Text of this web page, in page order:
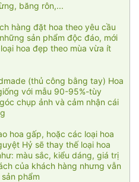
băng rôn,...
hàng đặt hoa theo yêu cầu
sản phẩm độc đáo, mới
hoa đẹp theo mùa vừa ít
(thủ công bằng tay) Hoa
với mẫu 90-95%-tùy
chụp ảnh và cảm nhận cái
hoa gấp, hoặc các loại hoa
Hỷ sẽ thay thế loại hoa
màu sắc, kiểu dáng, giá trị
của khách hàng nhưng vẫn
phẩm